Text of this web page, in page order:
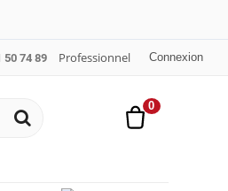
50 74 89 Professionnel Connexion
0